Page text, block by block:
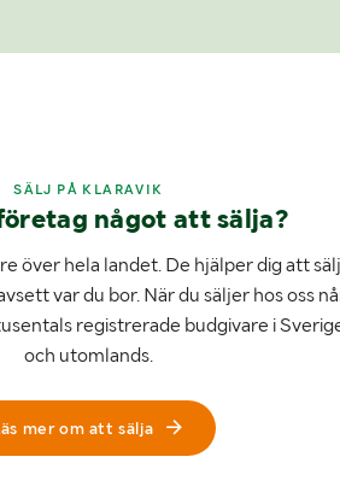
SÄLJ PÅ KLARAVIK
något att sälja?
över hela landet. De hjälper dig att
var du bor. När du säljer hos oss
registrerade budgivare i
och utomlands.
mer om att sälja